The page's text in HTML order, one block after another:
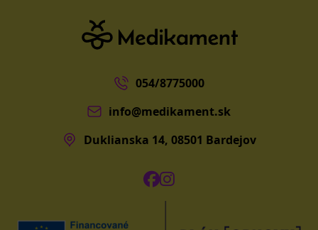
054/8775000
info@medikament.sk
Duklianska 14, 08501 Bardejov